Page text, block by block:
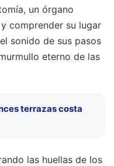
un órgano
comprender su lugar
sonido de sus pasos
eterno de las
terrazas costa
las huellas de los